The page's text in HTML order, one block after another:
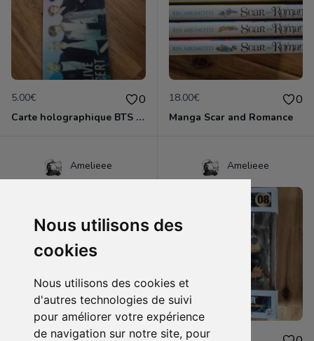
Nous utilisons des
cookies
Nous utilisons des cookies et
d'autres technologies de suivi
pour améliorer votre expérience
de navigation sur notre site, pour
5.00€ 0
Carte holographique BTS world
18.00€ 0
Manga Scar and Romance
Amelieee Amelieee